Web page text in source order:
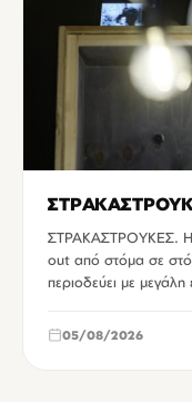
ΣΤΡΑΚΑΣΤΡΟΥΚΕΣ. Η
out από στόμα σε
περιοδεύει με μεγάλη
05/08/2026